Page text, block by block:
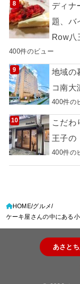
ディナ
題、バ
Row八
400件のビュー
地域の
コ南大
400件の
こだわ
王子の
400件の
HOME グルメ
ケーキ屋さんの中にある
あさと